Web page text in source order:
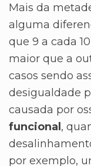
Mais da
alguma
que 9 a cada
maior que a
casos sendo
desigualdade
causada por
funcional ,
por exemplo,